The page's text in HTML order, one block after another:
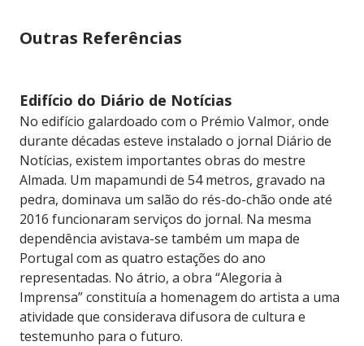
Outras Referências
Edifício do Diário de Notícias
No edifício galardoado com o Prémio Valmor, onde
durante décadas esteve instalado o jornal Diário de
Notícias, existem importantes obras do mestre
Almada. Um mapamundi de 54 metros, gravado na
pedra, dominava um salão do rés-do-chão onde até
2016 funcionaram serviços do jornal. Na mesma
dependência avistava-se também um mapa de
Portugal com as quatro estações do ano
representadas. No átrio, a obra “Alegoria à
Imprensa” constituía a homenagem do artista a uma
atividade que considerava difusora de cultura e
testemunho para o futuro.